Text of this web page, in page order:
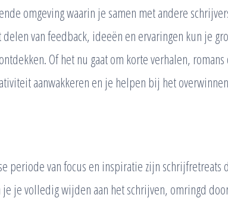
omgeving waarin je samen met andere
van feedback, ideeën en ervaringen kun je
Of het nu gaat om korte verhalen, romans
aanwakkeren en je helpen bij het
periode van focus en inspiratie zijn schrijfretreats
je volledig wijden aan het schrijven, omringd